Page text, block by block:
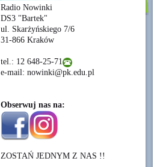
Radio Nowinki
DS3 "Bartek"
ul. Skarżyńskiego 7/6
31-866 Kraków
tel.: 12 648-25-71
e-mail: nowinki@pk.edu.pl
Obserwuj nas na:
ZOSTAŃ JEDNYM Z NAS !!